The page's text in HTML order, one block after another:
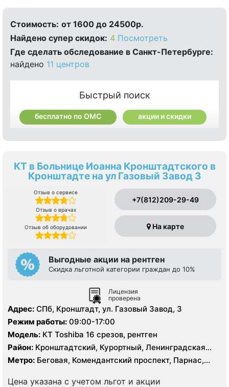
Стоимость: от 1600 до 24500р.
Найдено cупер скидок: 4 Посмотреть
Где сделать обследование в Санкт-Петербурге:
найдено 11 центров
Быстрый поиск
бесплатно по ОМС акции и скидки
КТ в Больнице Иоанна Кронштадтского в
Кронштадте на ул Газовый Завод 3
Отзыв о сервисе
Отзыв о врачах
Отзыв об оборудовании
+7(812)209-29-49
На карте
Выгодные акции на рентген
Скидка льготной категории граждан до 10%
Лицензия
проверена
Адрес: СПб, Кронштадт, ул. Газовый Завод, 3
Режим работы: 09:00-17:00
Модель: КТ Toshiba 16 срезов, рентген
Район: Кронштадтский, Курортный, Ленинградская
область, Приморский
Метро: Беговая, Комендантский проспект, Парнас,
Цена указана с учетом льгот и акции